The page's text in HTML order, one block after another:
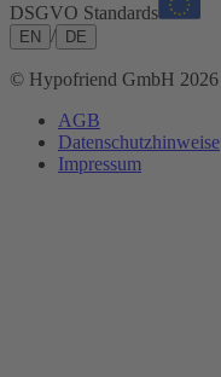
DSGVO Standards
EN / DE
© Hypofriend GmbH 2026
AGB
Datenschutzhinweise
Impressum